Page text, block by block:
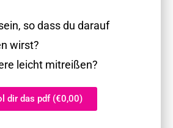
so dass du darauf
wirst?
leicht mitreißen?
dir das pdf (€0,00)